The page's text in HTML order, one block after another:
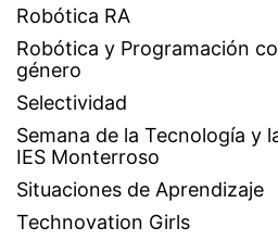
Robótica RA
Robótica y Programación
género
Selectividad
Semana de la Tecnología y
IES Monterroso
Situaciones de Aprendizaje
Technovation Girls